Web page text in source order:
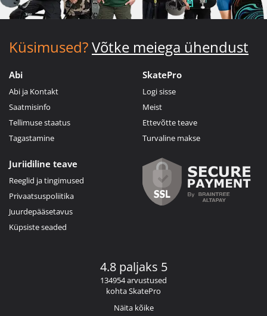
Küsimused?Võtke meiega ühendust
Abi
Abi ja Kontakt
Saatmisinfo
Tellimuse staatus
Tagastamine
SkatePro
Logi sisse
Meist
Ettevõtte teave
Turvaline makse
Juriidiline teave
Reeglid ja tingimused
Privaatsuspoliitika
Juurdepääsetavus
Küpsiste seaded
4.8 paljaks 5
134954 arvustused
kohta SkatePro
Näita kõike